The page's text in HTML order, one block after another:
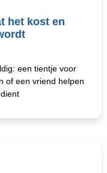
het kost en
een tientje voor
of een vriend helpen